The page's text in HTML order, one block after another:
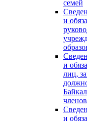
семей
и
и
лиц,
и